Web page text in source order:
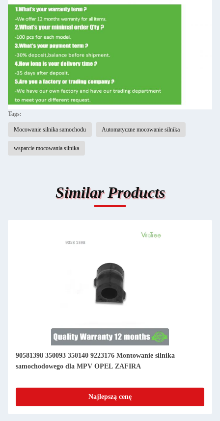
Tags:
Mocowanie silnika samochodu Automatyczne mocowanie silnika
wsparcie mocowania silnika
Similar Products
90581398 350093 350140 9223176 Montowanie silnika
samochodowego dla MPV OPEL ZAFIRA
Najlepszą cenę